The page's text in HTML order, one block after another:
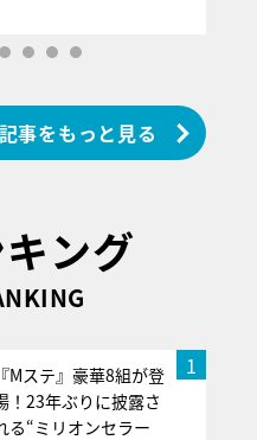
事をもっと見る
ング
1
『Mステ』豪華8組が登
！23年ぶりに披露さ
る“ミリオンセラー